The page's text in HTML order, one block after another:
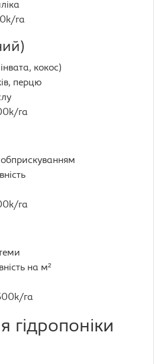
га
кокос)
перцю
га
обприскуванням
га
на м²
га
гідропоніки